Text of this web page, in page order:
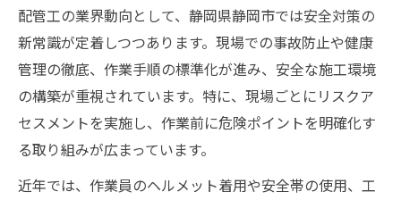
配管工の業界動向として、静岡県静岡市では安全対策の
新常識が定着しつつあります。現場での事故防止や健康
管理の徹底、作業手順の標準化が進み、安全な施工環境
の構築が重視されています。特に、現場ごとにリスクア
セスメントを実施し、作業前に危険ポイントを明確化す
る取り組みが広まっています。
近年では、作業員のヘルメット着用や安全帯の使用、工